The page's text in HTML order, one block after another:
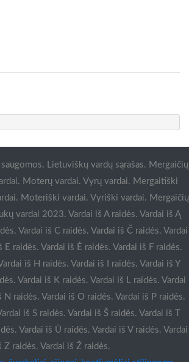
Lietuviškų vardų sąrašas. Mergaičių
Moterų vardai. Vyrų vardai. Mergaitiški
Moteriški vardai. Vyriški vardai. Mergaičių
vardai 2023. Vardai iš A raidės. Vardai iš Ą
Vardai iš C raidės. Vardai iš Č raidės. Vardai
E raidės. Vardai iš Ė raidės. Vardai iš F raidės.
iš H raidės. Vardai iš I raidės. Vardai iš Y
Vardai iš K raidės. Vardai iš L raidės. Vardai
N raidės. Vardai iš O raidės. Vardai iš P raidės.
iš S raidės. Vardai iš Š raidės. Vardai iš T
Vardai iš Ū raidės. Vardai iš V raidės. Vardai
Z raidės. Vardai iš Ž raidės.